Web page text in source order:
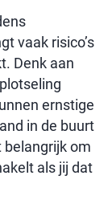
vaak risico’s
Denk aan
ernstige
in de buurt
belangrijk om
als jij dat